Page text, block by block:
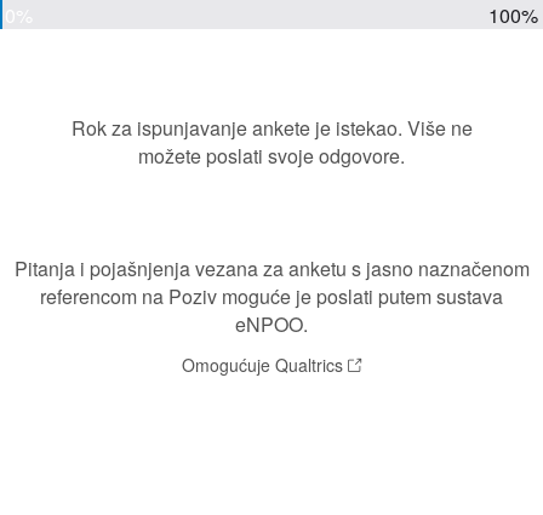
100%
Rok za ispunjavanje ankete je istekao. Više ne
možete poslati svoje odgovore.
Pitanja i pojašnjenja vezana za anketu s jasno naznačenom
referencom na Poziv moguće je poslati putem sustava
eNPOO.
Omogućuje Qualtrics